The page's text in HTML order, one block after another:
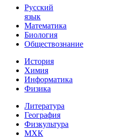
Русский
язык
Математика
Биология
Обществознание
История
Химия
Информатика
Физика
Литература
География
Физкультура
МХК